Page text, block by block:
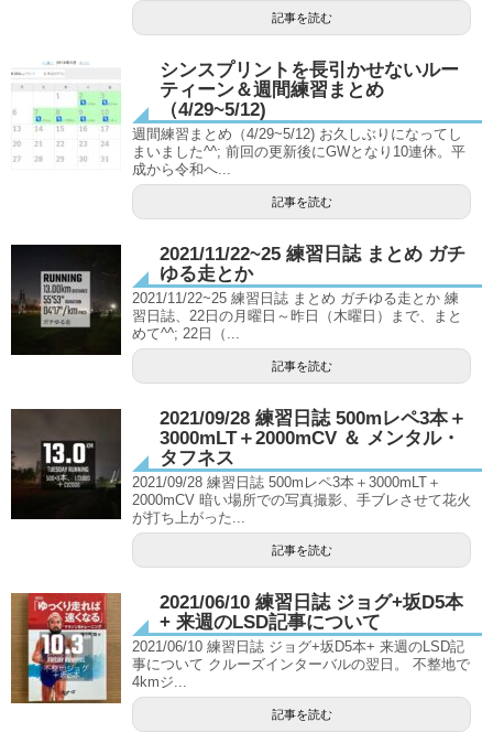
記事を読む
シンスプリントを長引かせないルー
ティーン＆週間練習まとめ
（4/29~5/12)
週間練習まとめ（4/29~5/12) お久しぶりになってし
まいました^^; 前回の更新後にGWとなり10連休。平
成から令和へ...
記事を読む
2021/11/22~25 練習日誌 まとめ ガチ
ゆる走とか
2021/11/22~25 練習日誌 まとめ ガチゆる走とか 練
習日誌、22日の月曜日～昨日（木曜日）まで、まと
めて^^; 22日（...
記事を読む
2021/09/28 練習日誌 500mレペ3本＋
3000mLT＋2000mCV ＆ メンタル・
タフネス
2021/09/28 練習日誌 500mレペ3本＋3000mLT＋
2000mCV 暗い場所での写真撮影、手ブレさせて花火
が打ち上がった...
記事を読む
2021/06/10 練習日誌 ジョグ+坂D5本
+ 来週のLSD記事について
2021/06/10 練習日誌 ジョグ+坂D5本+ 来週のLSD記
事について クルーズインターバルの翌日。 不整地で
4kmジ...
記事を読む